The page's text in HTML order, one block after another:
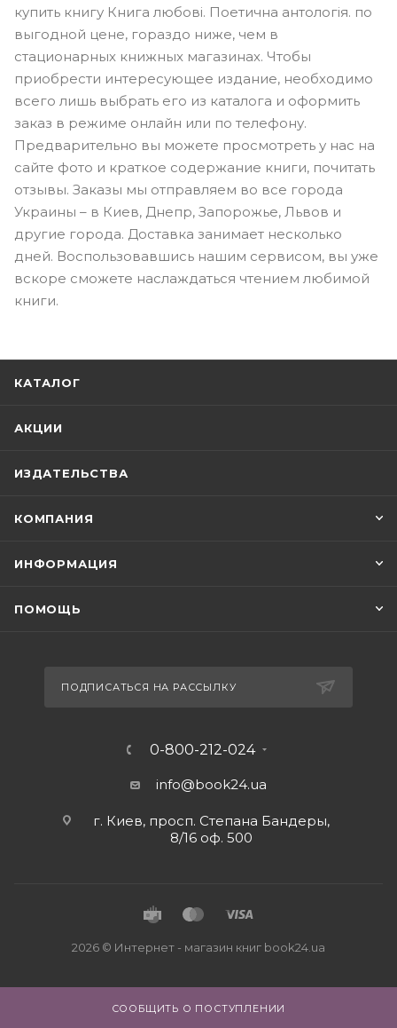
СООБЩИТЬ О ПОСТУПЛЕНИИ
купить книгу Книга любові. Поетична антологія. по
выгодной цене, гораздо ниже, чем в
стационарных книжных магазинах. Чтобы
приобрести интересующее издание, необходимо
всего лишь выбрать его из каталога и оформить
заказ в режиме онлайн или по телефону.
Предварительно вы можете просмотреть у нас на
сайте фото и краткое содержание книги, почитать
отзывы. Заказы мы отправляем во все города
Украины – в Киев, Днепр, Запорожье, Львов и
другие города. Доставка занимает несколько
дней. Воспользовавшись нашим сервисом, вы уже
вскоре сможете наслаждаться чтением любимой
книги.
КАТАЛОГ
АКЦИИ
ИЗДАТЕЛЬСТВА
КОМПАНИЯ
ИНФОРМАЦИЯ
ПОМОЩЬ
ПОДПИСАТЬСЯ НА РАССЫЛКУ
0-800-212-024
info@book24.ua
г. Киев, просп. Степана Бандеры,
8/16 оф. 500
2026 © Интернет - магазин книг book24.ua